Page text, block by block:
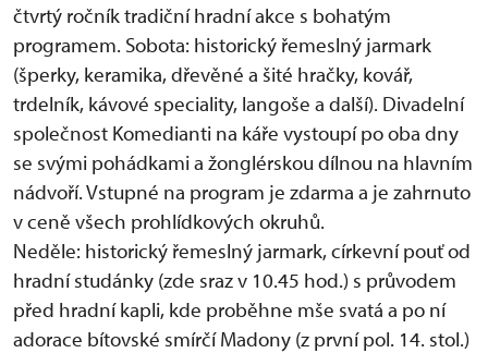
čtvrtý ročník tradiční hradní akce s bohatým
programem. Sobota: historický řemeslný jarmark
(šperky, keramika, dřevěné a šité hračky, kovář,
trdelník, kávové speciality, langoše a další). Divadelní
společnost Komedianti na káře vystoupí po oba dny
se svými pohádkami a žonglérskou dílnou na hlavním
nádvoří. Vstupné na program je zdarma a je zahrnuto
v ceně všech prohlídkových okruhů.
Neděle: historický řemeslný jarmark, církevní pouť od
hradní studánky (zde sraz v 10.45 hod.) s průvodem
před hradní kapli, kde proběhne mše svatá a po ní
adorace bítovské smírčí Madony (z první pol. 14. stol.)